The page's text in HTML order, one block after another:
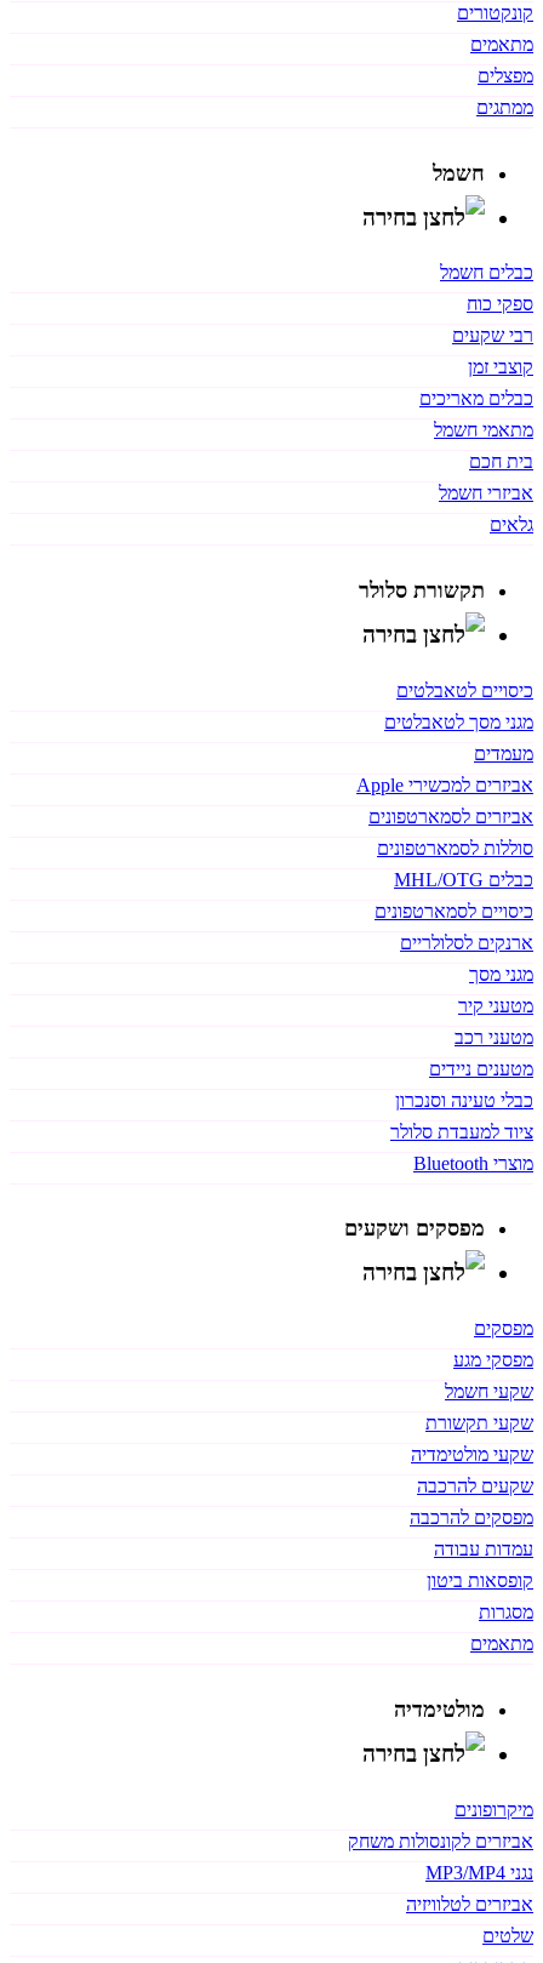
קונקטורים
מתאמים
מפצלים
ממתגים
חשמל
כבלים חשמל
ספקי כוח
רבי שקעים
קוצבי זמן
כבלים מאריכים
מתאמי חשמל
בית חכם
אביזרי חשמל
גלאים
תקשורת סלולר
כיסויים לטאבלטים
מגני מסך לטאבלטים
מעמדים
אביזרים למכשירי Apple
אביזרים לסמארטפונים
סוללות לסמארטפונים
כבלים MHL/OTG
כיסויים לסמארטפונים
ארנקים לסלולריים
מגני מסך
מטעני קיר
מטעני רכב
מטענים ניידים
כבלי טעינה וסנכרון
ציוד למעבדת סלולר
מוצרי Bluetooth
מפסקים ושקעים
מפסקים
מפסקי מגע
שקעי חשמל
שקעי תקשורת
שקעי מולטימדיה
שקעים להרכבה
מפסקים להרכבה
עמדות עבודה
קופסאות ביטון
מסגרות
מתאמים
מולטימדיה
מיקרופונים
אביזרים לקונסולות משחק
נגני MP3/MP4
אביזרים לטלוויזיה
שלטים